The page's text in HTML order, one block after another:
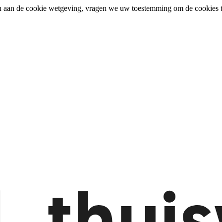
de cookie wetgeving, vragen we uw toestemming om de cookies